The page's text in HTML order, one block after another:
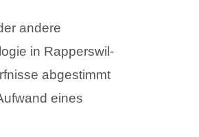
andere
in Rapperswil-
abgestimmt
eines